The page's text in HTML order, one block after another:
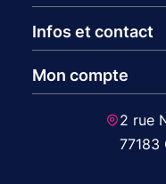
Infos et contact
Mon compte
2 rue
77183